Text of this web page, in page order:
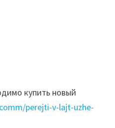
купить новый
perejti-v-lajt-uzhe-